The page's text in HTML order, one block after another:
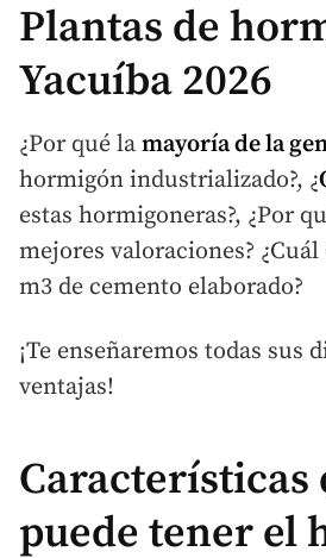
Plantas de
Yacuíba 2026
¿Por qué la mayoría de la
hormigón industrializado?, ¿
estas hormigoneras?, ¿Por
mejores valoraciones?
m3 de cemento elaborado?
¡Te enseñaremos todas sus
ventajas!
Características
puede tener el